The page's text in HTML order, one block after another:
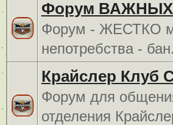
Форум ВАЖНЫХ
Форум - ЖЕСТКО
непотребства - бан.
Крайслер Клуб
Форум для
отделения